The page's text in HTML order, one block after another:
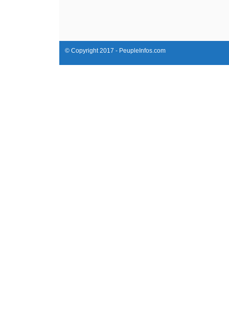
© Copyright 2017 - PeupleInfos.com